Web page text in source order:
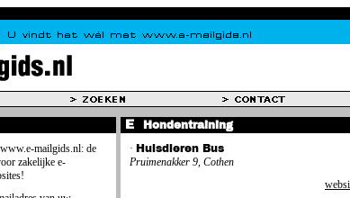
mailgids.nl: de
zakelijke e-
Hondentraining
· Huisdieren Bus
Pruimenakker 9, Cothen